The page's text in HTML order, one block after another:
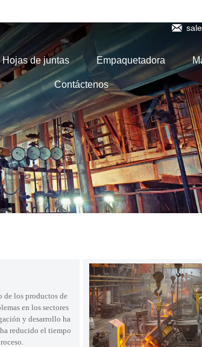

Hojas de juntas Empaquetadora
Contáctenos
de los productos de
en los sectores
y desarrollo ha
reducido el tiempo